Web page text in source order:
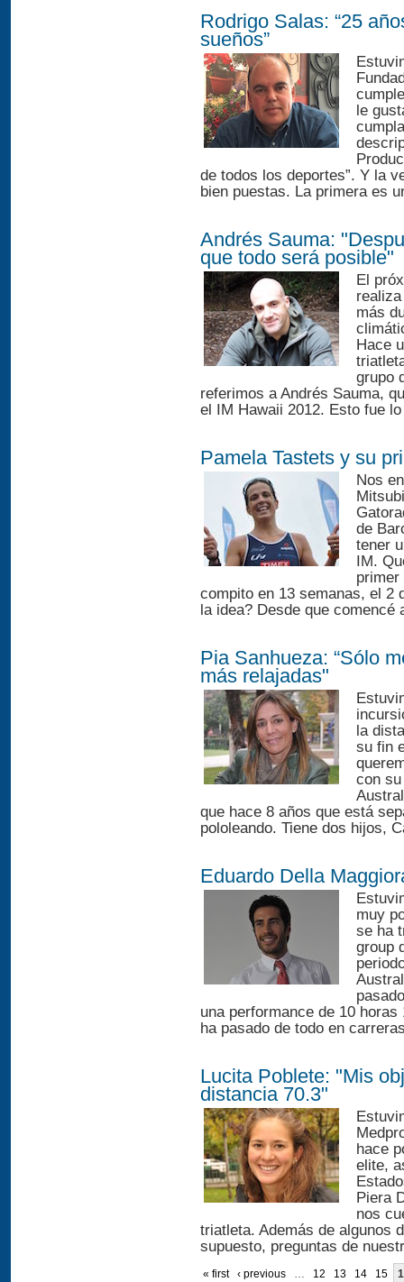
Rodrigo Salas: “25
sueños”
le
de todos los deportes”. Y la
bien puestas. La primera es
Andrés Sauma:
que todo será posible"
El
más
Hace
grupo
referimos a Andrés Sauma,
el IM Hawaii 2012. Esto fue
Pamela Tastets y su
Nos
de
tener
IM.
primer
compito en 13 semanas, el 2
la idea? Desde que comencé
Pia Sanhueza: “Sólo
más relajadas"
la
su fin
con
que hace 8 años que está
pololeando. Tiene dos hijos,
Eduardo Della
muy
se ha
group
una performance de 10
ha pasado de todo en
Lucita Poblete: "Mis
distancia 70.3"
hace
elite,
Piera
nos
triatleta. Además de algunos
supuesto, preguntas de
« first ‹ previous … 12 13 14 15